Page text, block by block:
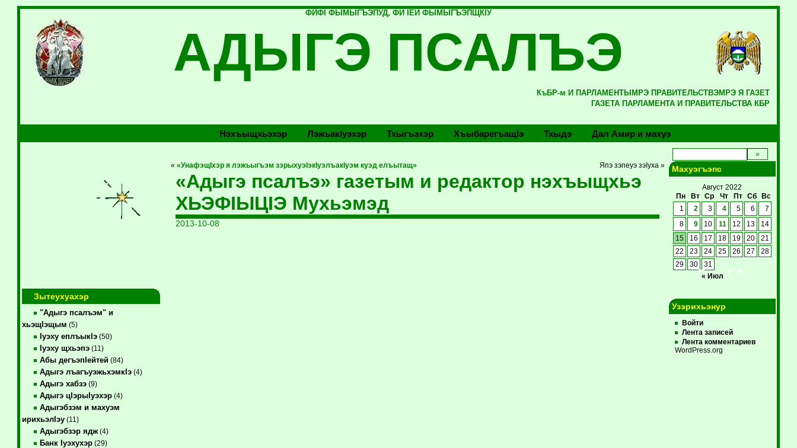
ФИФI ФЫМЫГЪЭПУД, ФИ IЕЙ ФЫМЫГЪЭПЩКIУ
АДЫГЭ ПСАЛЪЭ
КъБР-м И ПАРЛАМЕНТЫМРЭ ПРАВИТЕЛЬСТВЭМРЭ Я ГАЗЕТ
ГАЗЕТА ПАРЛАМЕНТА И ПРАВИТЕЛЬСТВА КБР
Нэхъыщхьэхэр Лэжьакlуэхэр Тхыгъэхэр Хъыбарегъащlэ Тхыдэ Дал Амир и махуэ
Зытеухуахэр
"Адыгэ псалъэм" и
хьэщIэщым (5)
Iуэху еплъыкIэ(50)
Iуэху щхьэпэ(11)
Абы дегъэпIейтей(84)
Адыгэ лъагъуэжьхэмкIэ(4)
Адыгэ хабзэ(9)
Адыгэ цIэрыIуэхэр(4)
Адыгэбзэм и махуэм
ирихьэлIэу(11)
Адыгэбзэр ядж(4)
Банк Iуэхухэр(29)
« «УнафэщIхэр я лэжьыгъэм зэрыхуэIэкIуэлъакIуэм куэд елъытащ» Япэ зэпеуэ зэIуха »
«Адыгэ псалъэ» газетым и редактор нэхъыщхьэ
ХЬЭФIЫЦIЭ Мухьэмэд
2013-10-08
Махуэгъэпс
Август 2022
Пн
Вт Ср Чт Пт Сб
Вс
1
2 3 4 5 6 7
8 9 10 11 12 13
14
15
16 17 18 19 20
21
22
23 24 25 26 27
28
29
30
31
« Июл
Узэрихьэнур
Войти
Лента записей
Лента комментариев
WordPress.org